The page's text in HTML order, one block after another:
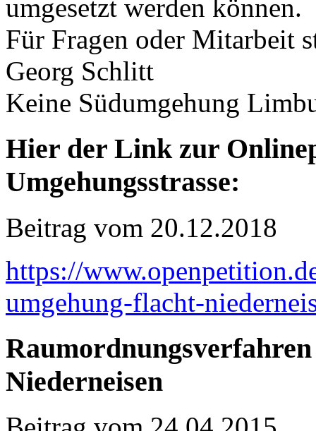
umgesetzt werden können.
Für Fragen oder Mitarbeit
Georg Schlitt
Keine Südumgehung
Hier der Link zur
Umgehungsstrasse:
Beitrag vom 20.12.2018
https://
umgehung-flacht-
Niederneisen